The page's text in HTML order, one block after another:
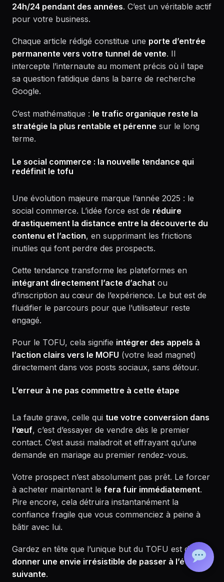
24h/24 pendant des années. C’est un véritable actif
pour votre business.
Chaque article rédigé constitue une porte d’entrée
permanente vers votre tunnel de vente. Il
intercepte l’internaute au moment précis où il tape
sa question fatidique dans la barre de recherche
Google.
C’est mathématique : le trafic organique reste la
stratégie la plus rentable et pérenne sur le long
terme.
Le social commerce : la nouvelle tendance qui
redéfinit le tofu
Une évolution majeure marque l’année 2025 : le
social commerce. L’idée force est de réduire
drastiquement la distance entre la découverte du
contenu et l’action, en supprimant les frictions
inutiles qui font perdre des prospects.
Cette tendance transforme les plateformes en
intégrant directement l’acte d’achat ou
d’inscription au cœur de l’expérience. Le but est de
fluidifier le parcours pour que l’utilisateur reste
engagé.
Pour le TOFU, cela signifie intégrer des appels à
l’action clairs vers le MOFU (votre lead magnet)
directement dans vos posts sociaux, sans détour.
L’erreur à ne pas commettre à cette étape
La faute grave, celle qui tue votre conversion dans
l’œuf, c’est d’essayer de vendre dès le premier
contact. C’est aussi maladroit et effrayant qu’une
demande en mariage au premier rendez-vous.
Votre prospect n’est absolument pas prêt. Le forcer
à acheter maintenant le fera fuir immédiatement.
Pire encore, cela détruira instantanément la
confiance fragile que vous commenciez à peine à
bâtir avec lui.
Gardez en tête que l’unique but du TOFU est de
donner une envie irrésistible de passer à l’étape
suivante.